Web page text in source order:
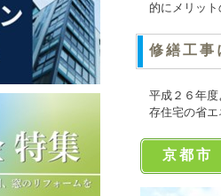
的にメリッ
修繕工事
平成２６年
存住宅の省
京都市